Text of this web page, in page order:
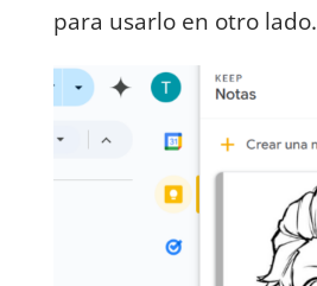
para usarlo en otro lado.